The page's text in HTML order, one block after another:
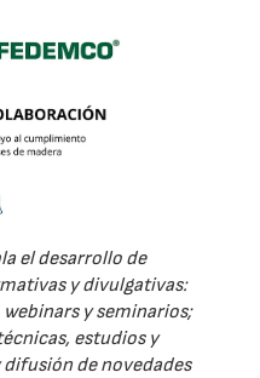
el desarrollo de
y divulgativas:
y seminarios;
estudios y
de novedades